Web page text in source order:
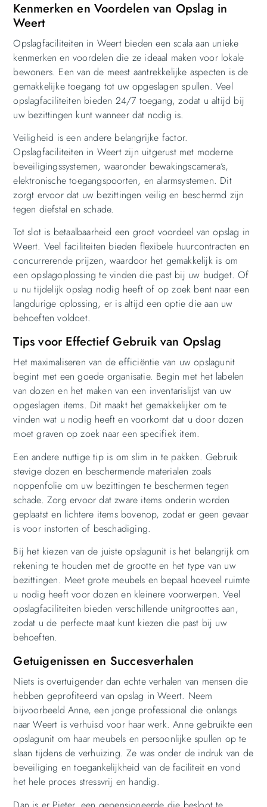
Kenmerken en Voordelen van Opslag in
Weert
Opslagfaciliteiten in Weert bieden een scala aan unieke
kenmerken en voordelen die ze ideaal maken voor lokale
bewoners. Een van de meest aantrekkelijke aspecten is de
gemakkelijke toegang tot uw opgeslagen spullen. Veel
opslagfaciliteiten bieden 24/7 toegang, zodat u altijd bij
uw bezittingen kunt wanneer dat nodig is.
Veiligheid is een andere belangrijke factor.
Opslagfaciliteiten in Weert zijn uitgerust met moderne
beveiligingssystemen, waaronder bewakingscamera’s,
elektronische toegangspoorten, en alarmsystemen. Dit
zorgt ervoor dat uw bezittingen veilig en beschermd zijn
tegen diefstal en schade.
Tot slot is betaalbaarheid een groot voordeel van opslag in
Weert. Veel faciliteiten bieden flexibele huurcontracten en
concurrerende prijzen, waardoor het gemakkelijk is om
een opslagoplossing te vinden die past bij uw budget. Of
u nu tijdelijk opslag nodig heeft of op zoek bent naar een
langdurige oplossing, er is altijd een optie die aan uw
behoeften voldoet.
Tips voor Effectief Gebruik van Opslag
Het maximaliseren van de efficiëntie van uw opslagunit
begint met een goede organisatie. Begin met het labelen
van dozen en het maken van een inventarislijst van uw
opgeslagen items. Dit maakt het gemakkelijker om te
vinden wat u nodig heeft en voorkomt dat u door dozen
moet graven op zoek naar een specifiek item.
Een andere nuttige tip is om slim in te pakken. Gebruik
stevige dozen en beschermende materialen zoals
noppenfolie om uw bezittingen te beschermen tegen
schade. Zorg ervoor dat zware items onderin worden
geplaatst en lichtere items bovenop, zodat er geen gevaar
is voor instorten of beschadiging.
Bij het kiezen van de juiste opslagunit is het belangrijk om
rekening te houden met de grootte en het type van uw
bezittingen. Meet grote meubels en bepaal hoeveel ruimte
u nodig heeft voor dozen en kleinere voorwerpen. Veel
opslagfaciliteiten bieden verschillende unitgroottes aan,
zodat u de perfecte maat kunt kiezen die past bij uw
behoeften.
Getuigenissen en Succesverhalen
Niets is overtuigender dan echte verhalen van mensen die
hebben geprofiteerd van opslag in Weert. Neem
bijvoorbeeld Anne, een jonge professional die onlangs
naar Weert is verhuisd voor haar werk. Anne gebruikte een
opslagunit om haar meubels en persoonlijke spullen op te
slaan tijdens de verhuizing. Ze was onder de indruk van de
beveiliging en toegankelijkheid van de faciliteit en vond
het hele proces stressvrij en handig.